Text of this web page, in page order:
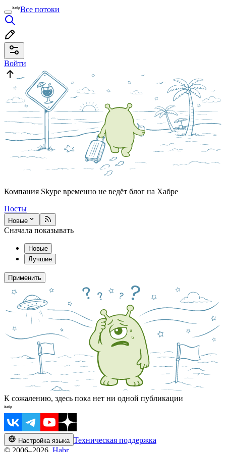
Все потоки
Войти
Компания Skype временно не ведёт блог на Хабре
Посты
Новые
Сначала показывать
Новые
Лучшие
Применить
К сожалению, здесь пока нет ни одной публикации
Настройка языка Техническая поддержка
© 2006–2026, Habr